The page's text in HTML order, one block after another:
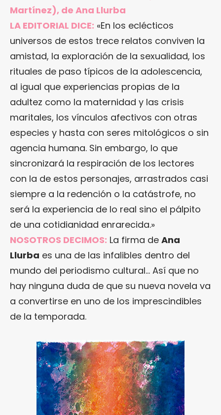
Martínez), de Ana Llurba
LA EDITORIAL DICE: «En los eclécticos
universos de estos trece relatos conviven la
amistad, la exploración de la sexualidad, los
rituales de paso típicos de la adolescencia,
al igual que experiencias propias de la
adultez como la maternidad y las crisis
maritales, los vínculos afectivos con otras
especies y hasta con seres mitológicos o sin
agencia humana. Sin embargo, lo que
sincronizará la respiración de los lectores
con la de estos personajes, arrastrados casi
siempre a la redención o la catástrofe, no
será la experiencia de lo real sino el pálpito
de una cotidianidad enrarecida.»
NOSOTROS DECIMOS: La firma de Ana
Llurba es una de las infalibles dentro del
mundo del periodismo cultural… Así que no
hay ninguna duda de que su nueva novela va
a convertirse en uno de los imprescindibles
de la temporada.